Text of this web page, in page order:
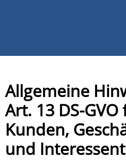
Allgemeine
Art. 13 DS-
Kunden,
und